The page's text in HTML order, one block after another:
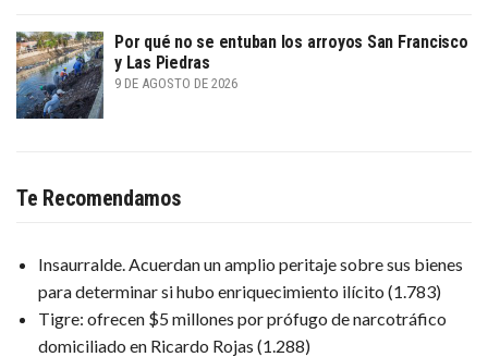
Por qué no se entuban los arroyos San Francisco
y Las Piedras
9 DE AGOSTO DE 2026
Te Recomendamos
Insaurralde. Acuerdan un amplio peritaje sobre sus bienes
para determinar si hubo enriquecimiento ilícito (1.783)
Tigre: ofrecen $5 millones por prófugo de narcotráfico
domiciliado en Ricardo Rojas (1.288)